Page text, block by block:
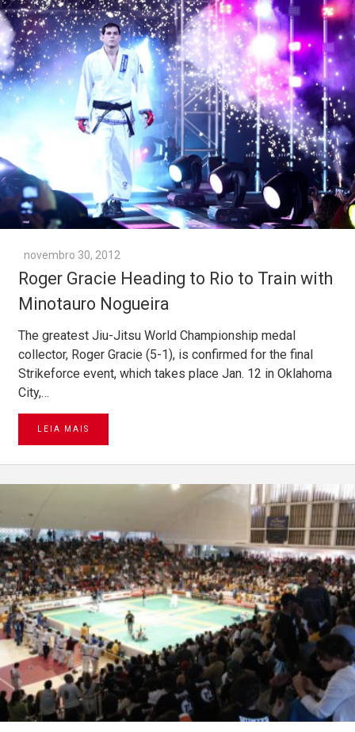
novembro 30, 2012
Roger Gracie Heading to Rio to Train with
Minotauro Nogueira
The greatest Jiu-Jitsu World Championship medal
collector, Roger Gracie (5-1), is confirmed for the final
Strikeforce event, which takes place Jan. 12 in Oklahoma
City,…
LEIA MAIS